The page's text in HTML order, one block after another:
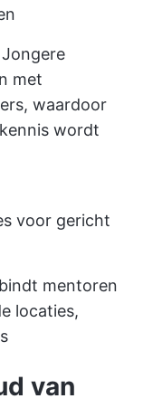
Jongere
met
waardoor
wordt
voor gericht
mentoren
locaties,
van